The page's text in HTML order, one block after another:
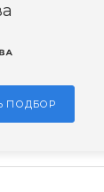
ПОДБОР